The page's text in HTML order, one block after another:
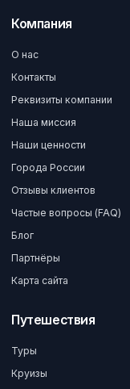
Компания
О нас
Контакты
Реквизиты компании
Наша миссия
Наши ценности
Города России
Отзывы клиентов
Частые вопросы (FAQ)
Блог
Партнёры
Карта сайта
Путешествия
Туры
Круизы